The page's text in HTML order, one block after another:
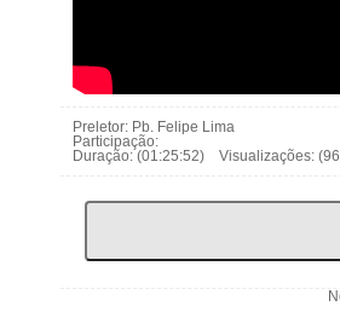
Preletor: Pb. Felipe Lima
Participação:
Duração: (01:25:52) Visualizações: